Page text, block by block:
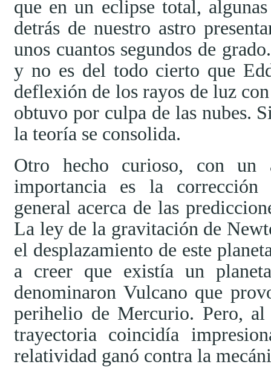
que en un eclipse total,
detrás de nuestro astro
unos cuantos segundos de
y no es del todo cierto que
deflexión de los rayos de luz
obtuvo por culpa de las nubes.
la teoría se consolida.
Otro hecho curioso, con un
importancia es la
general acerca de las
La ley de la gravitación de
el desplazamiento de este
a creer que existía un
denominaron Vulcano que
perihelio de Mercurio. Pero,
trayectoria coincidía
relatividad ganó contra la